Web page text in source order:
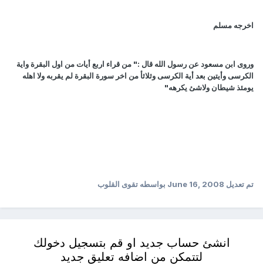
اخرجه مسلم
وروى ابن مسعود عن رسول الله قال :" من قراء اربع أيات من اول البقرة واية
الكرسى وأيتين بعد أية الكرسى وثلاثأ من اخر سورة البقرة لم يقربه ولا اهله
يومئذ شيطان ولاشئ يكرهه"
تم تعديلJune 16, 2008بواسطه تقوى القلوب
انشئ حساب جديد او قم بتسجيل دخولك
لتتمكن من اضافه تعليق جديد